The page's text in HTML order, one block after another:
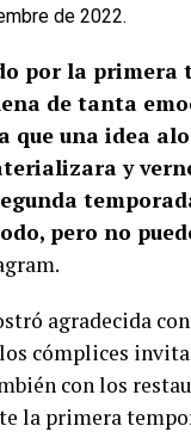
de 2022.
por la primera
de tanta
que una idea
y
pero no
agradecida
cómplices
con los
la primera